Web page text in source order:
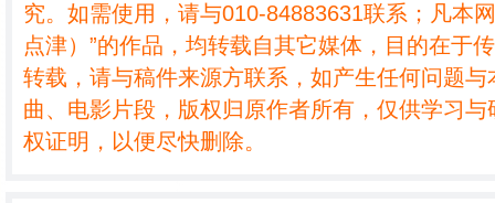
究。如需使用，请与010-84883631联系；凡本
点津）”的作品，均转载自其它媒体，目的在于
转载，请与稿件来源方联系，如产生任何问题
曲、电影片段，版权归原作者所有，仅供学习
权证明，以便尽快删除。